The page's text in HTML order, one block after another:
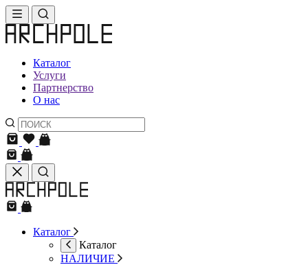
Каталог
Услуги
Партнерство
О нас
Каталог
Каталог
НАЛИЧИЕ